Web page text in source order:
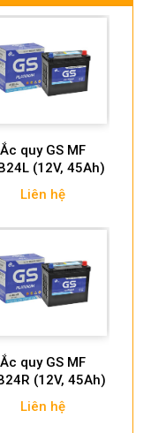
Ắc quy GS MF
(12V, 45Ah)
Liên hệ
Ắc quy GS MF
(12V, 45Ah)
Liên hệ